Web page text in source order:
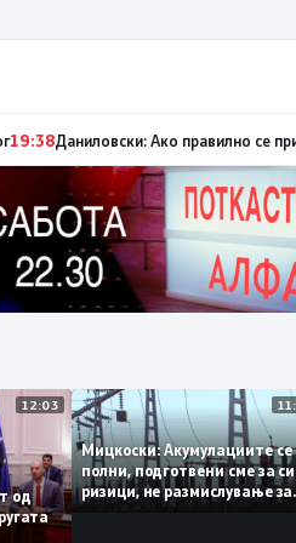
на СДСМ му пука и најновата
12:03
од
пругата
Мицкоски:
полни, подготвени сме
ризици, не
поскапување на